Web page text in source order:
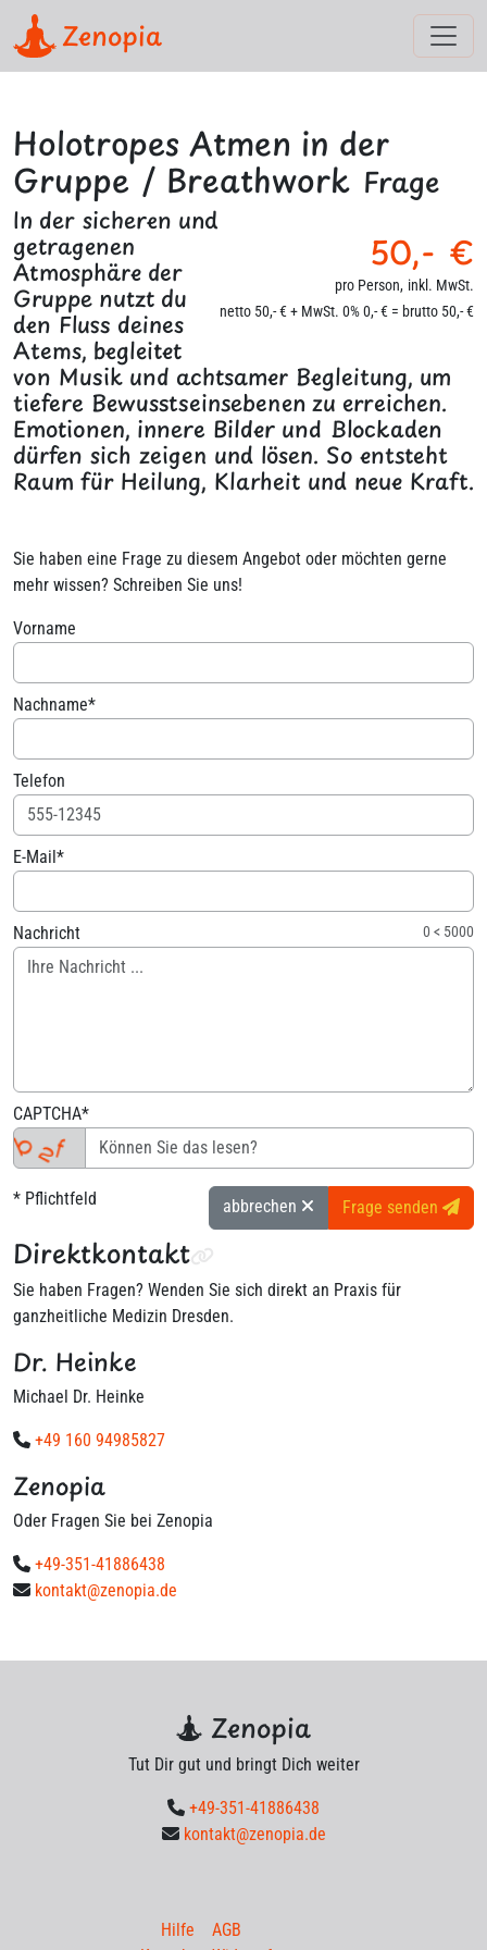
Zenopia
Holotropes Atmen in der
Gruppe / Breathwork Frage
50,- €
pro Person, inkl. MwSt.
netto 50,- € + MwSt. 0% 0,- € = brutto 50,- €
In der sicheren und
getragenen
Atmosphäre der
Gruppe nutzt du
den Fluss deines
Atems, begleitet
von Musik und achtsamer Begleitung, um
tiefere Bewusstseinsebenen zu erreichen.
Emotionen, innere Bilder und Blockaden
dürfen sich zeigen und lösen. So entsteht
Raum für Heilung, Klarheit und neue Kraft.
Sie haben eine Frage zu diesem Angebot oder möchten gerne
mehr wissen? Schreiben Sie uns!
Vorname
Nachname*
Telefon
E-Mail*
0 < 5000
Nachricht
CAPTCHA*
* Pflichtfeld abbrechen Frage senden
Direktkontakt
Sie haben Fragen? Wenden Sie sich direkt an Praxis für
ganzheitliche Medizin Dresden.
Dr. Heinke
Michael Dr. Heinke
+49 160 94985827
Zenopia
Oder Fragen Sie bei Zenopia
+49-351-41886438
kontakt@zenopia.de
Zenopia
Tut Dir gut und bringt Dich weiter
+49-351-41886438
kontakt@zenopia.de
Hilfe
AGB